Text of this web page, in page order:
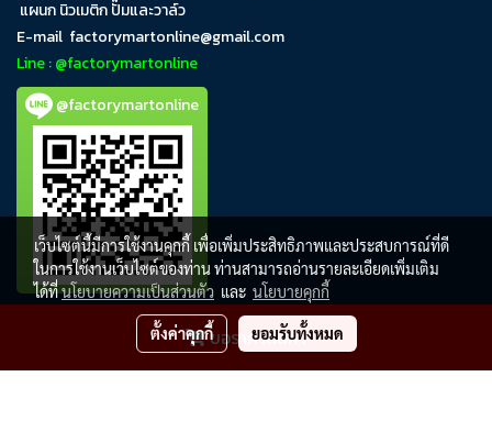
ขอราคาสินค้า
แผนก นิวเมติก ปั๊มและวาล์ว
E-mail factorymartonline@gmail.com
Line : @factorymartonline
@factorymartonline
FactoryMartOnline
เว็บไซต์นี้มีการใช้งานคุกกี้ เพื่อเพิ่มประสิทธิภาพและประสบการณ์ที่ดี
ในการใช้งานเว็บไซต์ของท่าน ท่านสามารถอ่านรายละเอียดเพิ่มเติม
ได้ที่นโยบายความเป็นส่วนตัว และ นโยบายคุกกี้
ตั้งค่าคุกกี้ ยอมรับทั้งหมด